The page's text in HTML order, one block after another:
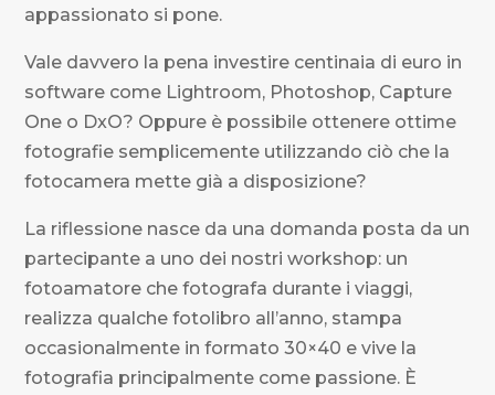
appassionato si pone.
Vale davvero la pena investire centinaia di euro in
software come Lightroom, Photoshop, Capture
One o DxO? Oppure è possibile ottenere ottime
fotografie semplicemente utilizzando ciò che la
fotocamera mette già a disposizione?
La riflessione nasce da una domanda posta da un
partecipante a uno dei nostri workshop: un
fotoamatore che fotografa durante i viaggi,
realizza qualche fotolibro all’anno, stampa
occasionalmente in formato 30×40 e vive la
fotografia principalmente come passione. È